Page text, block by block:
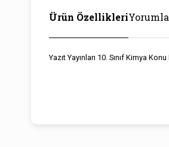
Ürün Özellikleri
Yazıt Yayınları 10. Sınıf Kimya Konu